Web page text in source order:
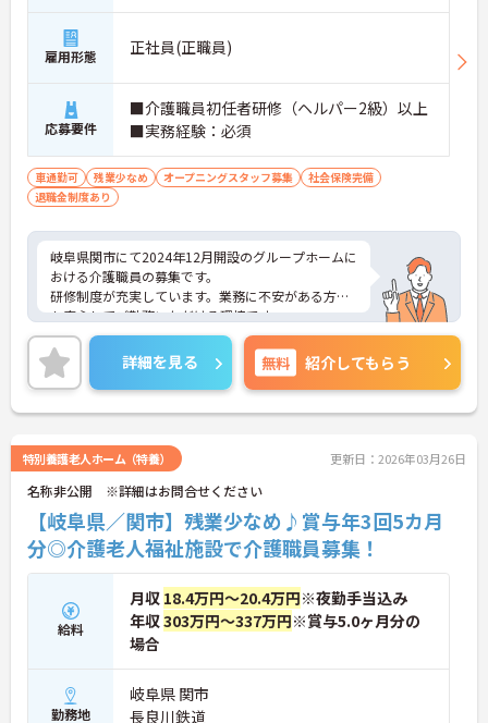
雇用形態 正社員(正職員)
応募要件
■介護職員初任者研修（ヘルパー2級）以上
■実務経験：必須
車通勤可 残業少なめ オープニングスタッフ募集
社会保険完備
退職金制度あり
岐阜県関市にて2024年12月開設のグループホームに
おける介護職員の募集です。
研修制度が充実しています。業務に不安がある方で
も安心してご勤務いただける環境です。
ご興味のある方には、面接対策ポイントなど、さら
に詳細をご案内しますのでお気軽にご相談くださ
い！
詳細を見る 無料 紹介してもらう
特別養護老人ホーム（特養） 更新日：2026年03月26日
名称非公開 ※詳細はお問合せください
【岐阜県／関市】残業少なめ♪賞与年3回5カ月
分◎介護老人福祉施設で介護職員募集！
給料
月収 18.4万円～20.4万円※夜勤手当込み
年収303万円～337万円※賞与5.0ヶ月分の
場合
勤務地
岐阜県 関市
長良川鉄道